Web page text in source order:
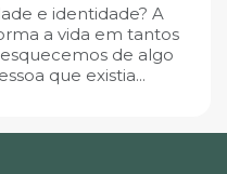
e identidade? A
a vida em tantos
de algo
que existia...